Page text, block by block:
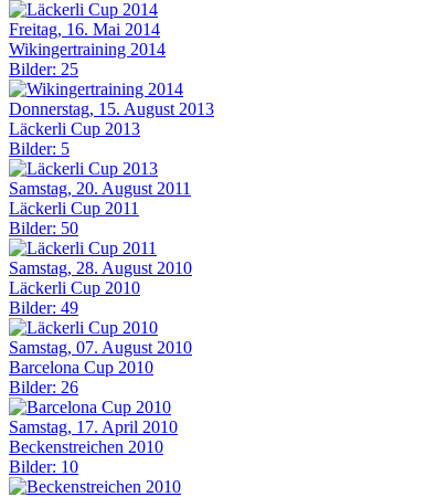
Freitag, 16. Mai 2014
Wikingertraining 2014
Bilder: 25
Donnerstag, 15. August 2013
Läckerli Cup 2013
Bilder: 5
Samstag, 20. August 2011
Läckerli Cup 2011
Bilder: 50
Samstag, 28. August 2010
Läckerli Cup 2010
Bilder: 49
Samstag, 07. August 2010
Barcelona Cup 2010
Bilder: 26
Samstag, 17. April 2010
Beckenstreichen 2010
Bilder: 10